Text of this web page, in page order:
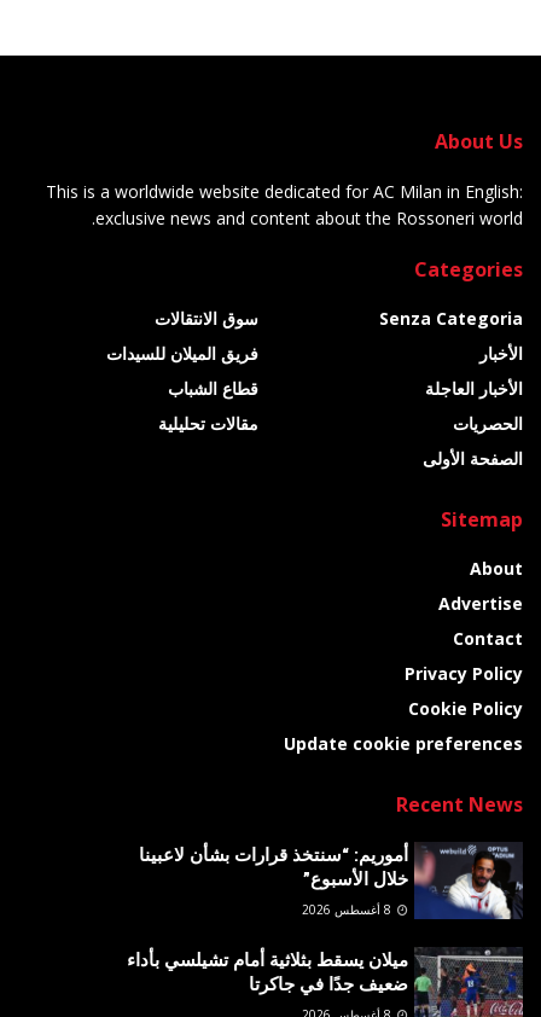
About Us
This is a worldwide website dedicated for AC Milan in English:
exclusive news and content about the Rossoneri world.
Categories
Senza Categoria
الأخبار
الأخبار العاجلة
الحصريات
الصفحة الأولى
سوق الانتقالات
فريق الميلان للسيدات
قطاع الشباب
مقالات تحليلية
Sitemap
About
Advertise
Contact
Privacy Policy
Cookie Policy
Update cookie preferences
Recent News
أموريم: “سنتخذ قرارات بشأن لاعبينا
خلال الأسبوع”
ميلان يسقط بثلاثية أمام تشيلسي بأداء
ضعيف جدًا في جاكرتا